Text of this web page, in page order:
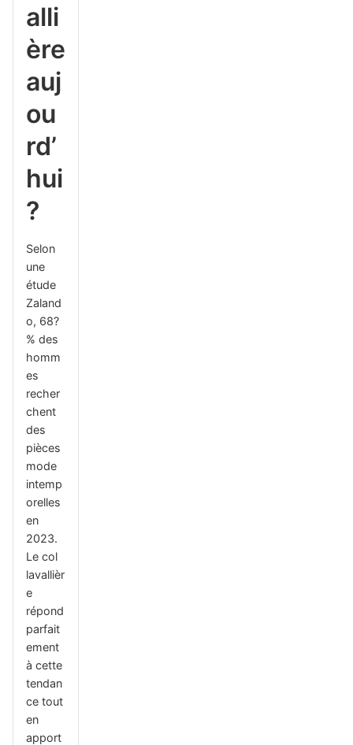
alli
ère
auj
ou
rd’
hui
?
Selon
une
étude
Zaland
o, 68?
% des
homm
es
recher
chent
des
pièces
mode
intemp
orelles
en
2023.
Le col
lavallièr
e
répond
parfait
ement
à cette
tendan
ce tout
en
apport